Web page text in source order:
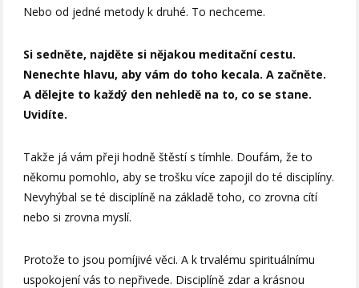
Nebo od jedné metody k druhé. To nechceme.
Si sedněte, najděte si nějakou meditační cestu.
Nenechte hlavu, aby vám do toho kecala. A začněte.
A dělejte to každý den nehledě na to, co se stane.
Uvidíte.
Takže já vám přeji hodně štěstí s tímhle. Doufám, že to
někomu pomohlo, aby se trošku více zapojil do té disciplíny.
Nevyhýbal se té disciplíně na základě toho, co zrovna cítí
nebo si zrovna myslí.
Protože to jsou pomíjivé věci. A k trvalému spirituálnímu
uspokojení vás to nepřivede. Disciplíně zdar a krásnou